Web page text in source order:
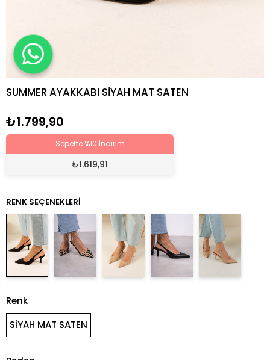
SUMMER AYAKKABI SİYAH MAT SATEN
₺1.799,90
Sepette %10 İndirim
₺1.619,91
RENK SEÇENEKLERI
Renk
SİYAH MAT SATEN